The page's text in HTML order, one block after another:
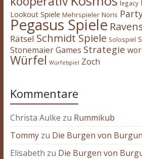
legacy
Lookout Spiele Mehrspieler Noris
Pegasus Spiele
Rätsel Schmidt Spiele Solospiel
Stonemaier Games Strategie
Würfel Würfelspiel Zoch
Kommentare
Christa Aulke zu Rummikub
Tommyzu Die Burgen von
Elisabeth zu Die Burgen von